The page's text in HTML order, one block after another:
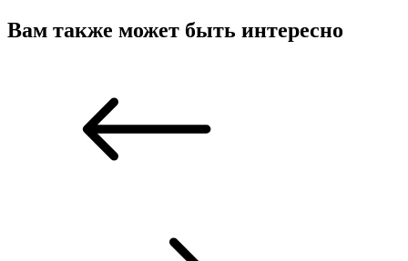
Вам также может быть интересно